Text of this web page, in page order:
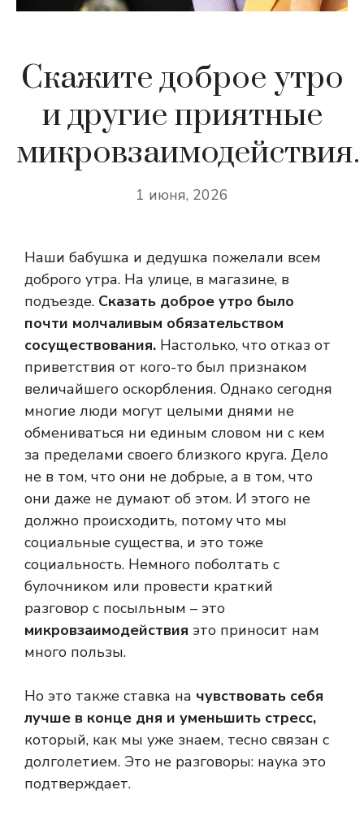
Скажите доброе утро
и другие приятные
микровзаимодействия.
1 июня, 2026
Наши бабушка и дедушка пожелали всем
доброго утра. На улице, в магазине, в
подъезде. Сказать доброе утро было
почти молчаливым обязательством
сосуществования. Настолько, что отказ от
приветствия от кого-то был признаком
величайшего оскорбления. Однако сегодня
многие люди могут целыми днями не
обмениваться ни единым словом ни с кем
за пределами своего близкого круга. Дело
не в том, что они не добрые, а в том, что
они даже не думают об этом. И этого не
должно происходить, потому что мы
социальные существа, и это тоже
социальность. Немного поболтать с
булочником или провести краткий
разговор с посыльным – это
микровзаимодействия это приносит нам
много пользы.
Но это также ставка на чувствовать себя
лучше в конце дня и уменьшить стресс,
который, как мы уже знаем, тесно связан с
долголетием. Это не разговоры: наука это
подтверждает.